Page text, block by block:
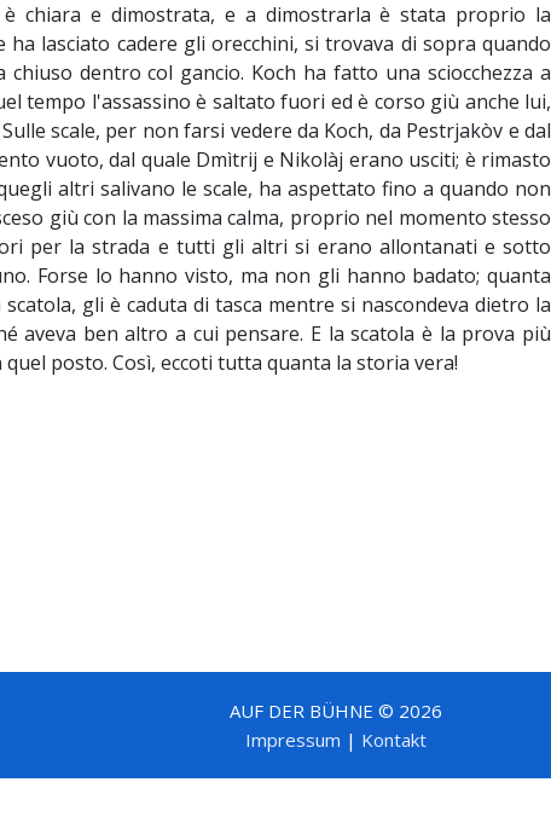
chiara e dimostrata, e a dimostrarla è stata proprio la
ha lasciato cadere gli orecchini, si trovava di sopra quando
dentro col gancio. Koch ha fatto una sciocchezza a
tempo l'assassino è saltato fuori ed è corso giù anche lui,
scale, per non farsi vedere da Koch, da Pestrjakòv e dal
vuoto, dal quale Dmìtrij e Nikolàj erano usciti; è rimasto
altri salivano le scale, ha aspettato fino a quando non
giù con la massima calma, proprio nel momento stesso
per la strada e tutti gli altri si erano allontanati e sotto
Forse lo hanno visto, ma non gli hanno badato; quanta
gli è caduta di tasca mentre si nascondeva dietro la
aveva ben altro a cui pensare. E la scatola è la prova più
posto. Così, eccoti tutta quanta la storia vera!
AUF DER BÜHNE © 2026
Impressum | Kontakt